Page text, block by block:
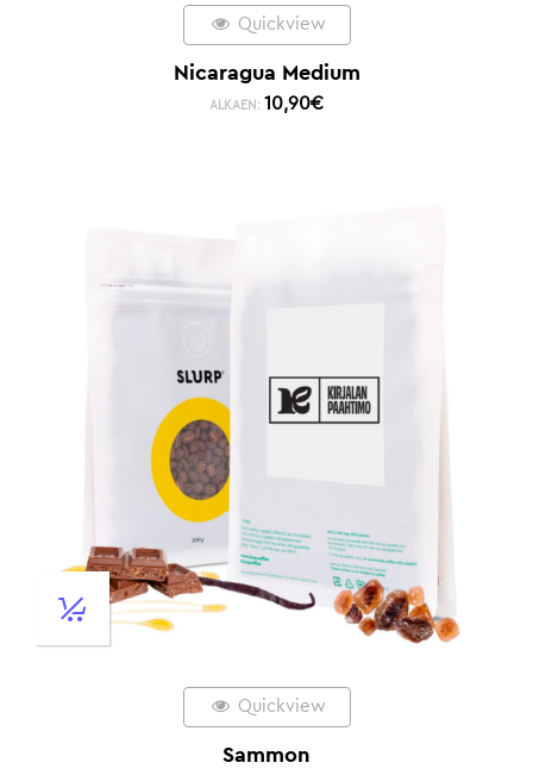
Quickview
Nicaragua Medium
ALKAEN: 10,90€
Quickview
Sammon